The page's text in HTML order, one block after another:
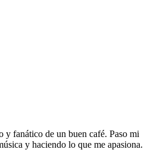
y fanático de un buen café. Paso mi
y haciendo lo que me apasiona.